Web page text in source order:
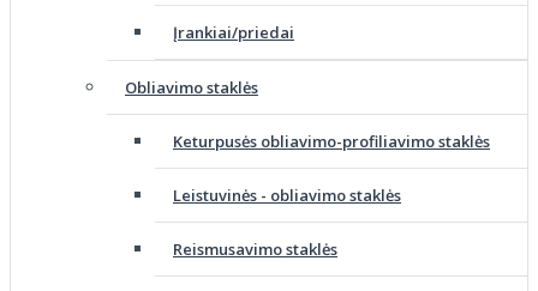
Įrankiai/priedai
Obliavimo staklės
Keturpusės obliavimo-profiliavimo staklės
Leistuvinės - obliavimo staklės
Reismusavimo staklės